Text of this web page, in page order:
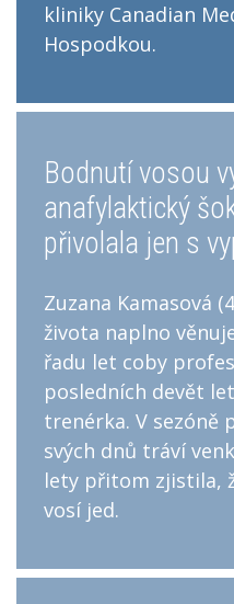
kliniky Canadian
Hospodkou.
Bodnutí vosou
anafylaktický
přivolala jen s
Zuzana Kamasová
života naplno
řadu let coby
posledních devět
trenérka. V sezóně
svých dnů tráví
lety přitom zjistila,
vosí jed.